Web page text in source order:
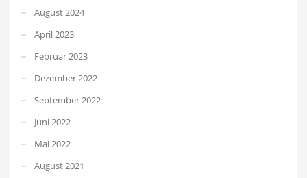
August 2024
April 2023
Februar 2023
Dezember 2022
September 2022
Juni 2022
Mai 2022
August 2021